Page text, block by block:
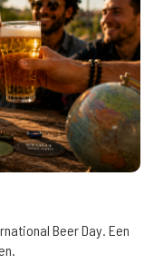
Beer Day. Een